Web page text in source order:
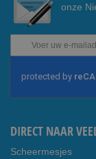
onze
Abonneer
u
onze
nieuwsbrief
DIRECT NAAR
Scheermesjes